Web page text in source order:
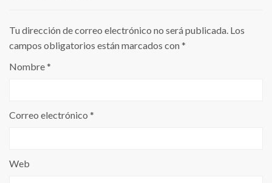
Tu dirección de correo electrónico no será publicada. Los
campos obligatorios están marcados con *
Nombre*
Correo electrónico *
Web